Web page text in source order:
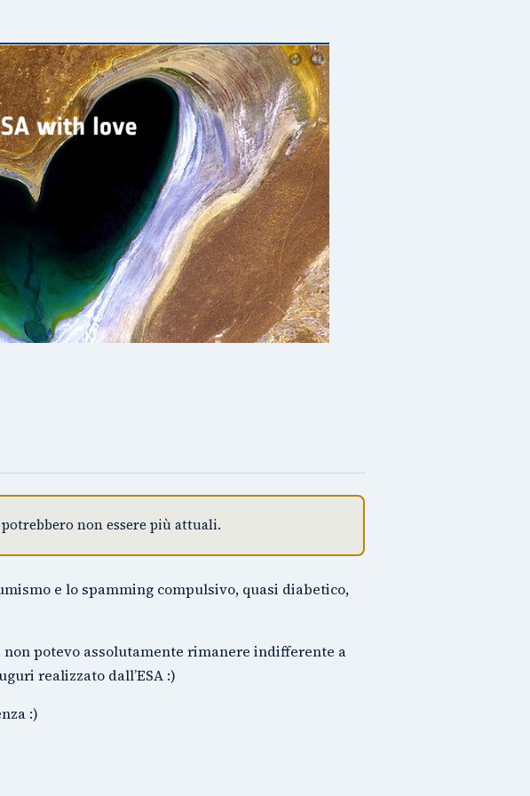
non essere più attuali.
e lo spamming compulsivo, quasi diabetico,
non potevo assolutamente rimanere indifferente a
realizzato dall’ESA :)
:)